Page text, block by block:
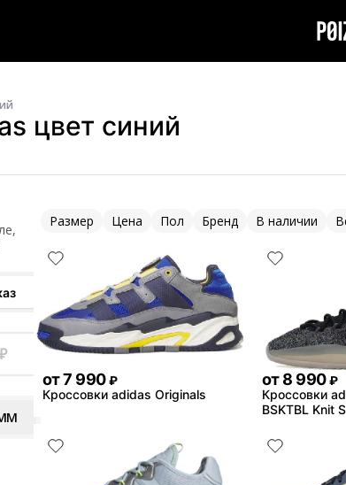
цвет синий
Размер Цена Пол Бренд В наличии
от7 990 ₽
Кроссовки adidas Originals
от8 990 ₽
Кроссовки
BSKTBL Knit